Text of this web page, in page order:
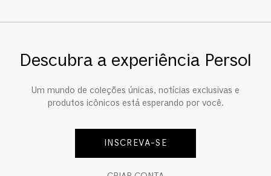
Descubra a experiência Persol
Um mundo de coleções únicas, notícias exclusivas e
produtos icônicos está esperando por você.
INSCREVA-SE